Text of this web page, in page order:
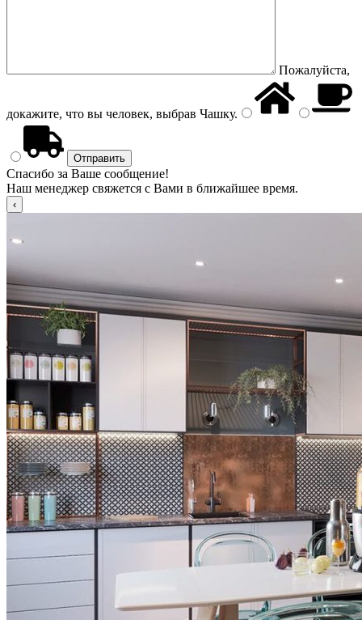
Пожалуйста,
докажите, что вы человек, выбрав Чашку.
Спасибо за Ваше сообщение!
Наш менеджер свяжется с Вами в ближайшее время.